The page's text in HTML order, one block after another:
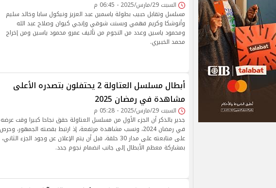
السبت 29/مارس/2025 - 06:45 م
مسلسل وتقابل حبيب بطولة ياسمين عبد العزيز ونيكول سابا وخالد سليم
وأنوشكا وكريم فهمي وبسنت شوقي وإنجي كيوان وصلاح عبد الله
ومحمود ياسين وعدد من النجوم من تأليف عمرو محمود ياسين ومن إخراج
محمد الخبيري.
أبطال مسلسل العتاولة 2 يحتفلون بتصدره الأعلى
مشاهدة في رمضان 2025
السبت 29/مارس/2025 - 05:28 م
جدير بالذكر أن الجزء الأول من مسلسل العتاولة حقق نجاحا كبيرا وقت عرضه
في رمضان 2024، ونسب مشاهدة مرتفعة، إذ ارتبط بقصته الجمهور، وحرص
على متابعته على مدار 30 حلقة، قبل أن يتم الإعلان عن وجود الجزء الثاني،
بمشاركة معظم الأبطال إلى جانب انضمام نجوم جدد.